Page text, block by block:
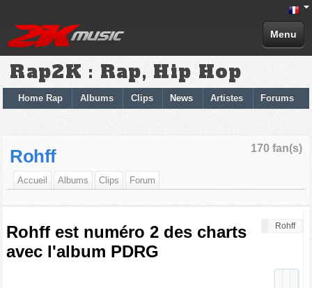
Menu
Rap2K : Rap, Hip Hop
Home Rap Albums Clips News Artistes Forums
170 fan(s)
Rohff
Accueil Albums Clips Forum
Rohff
Rohff est numéro 2 des charts
avec l'album PDRG